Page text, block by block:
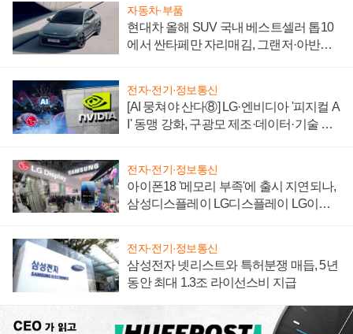
자동차·부품
현대차 올해 SUV 국내 베스트셀러 톱10
에서 싼타페만 자리매김, 그랜저·아반떼
전자·전기·정보통신
[AI 뭉쳐야 산다⑧] LG·엔비디아 '피지컬 A
I' 동맹 강화, 구광모 제조·데이터·기술 결
전자·전기·정보통신
아이폰18 '메모리 부족'에 출시 지연되나,
삼성디스플레이 LG디스플레이 LG이노
전자·전기·정보통신
삼성전자 넷리스트와 특허분쟁 매듭, 5년
동안 최대 1.3조 라이선스비 지급